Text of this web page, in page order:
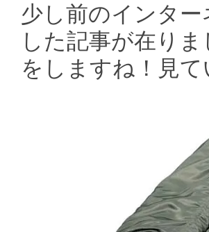
少し前のインタ
した記事が在り
をしますね！見